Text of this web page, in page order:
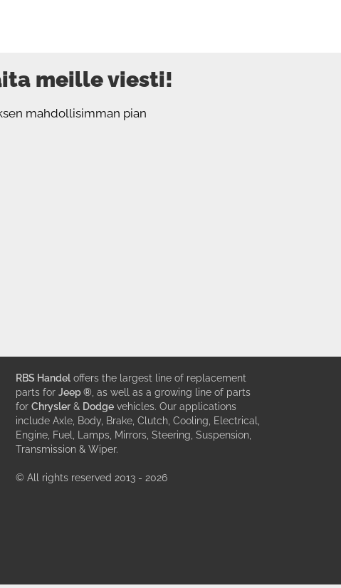
meille viesti!
mahdollisimman pian
RBS Handel offers the largest line of replacement
parts for Jeep ® , as well as a growing line of parts
for Chrysler & Dodge vehicles. Our applications
include Axle, Body, Brake, Clutch, Cooling, Electrical,
Engine, Fuel, Lamps, Mirrors, Steering, Suspension,
Transmission & Wiper.
© All rights reserved 2013 - 2026